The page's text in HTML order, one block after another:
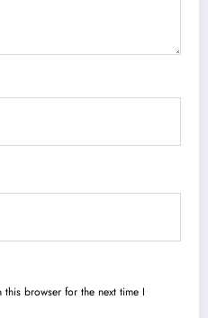
browser for the next time I